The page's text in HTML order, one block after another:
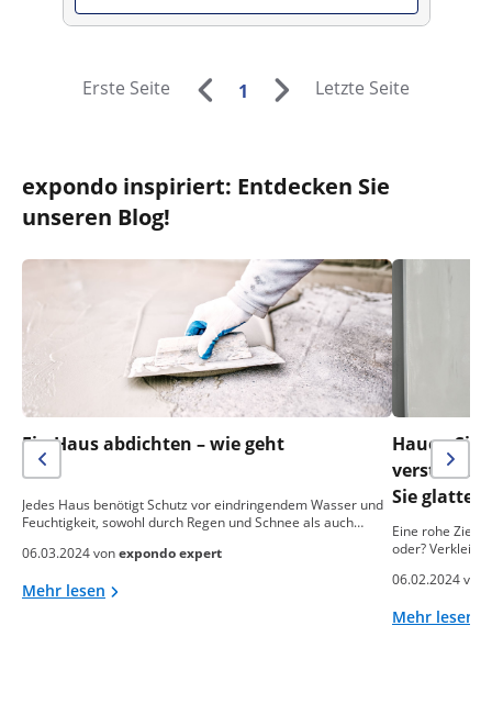
Erste Seite 1 Letzte Seite
expondo inspiriert: Entdecken Sie
unseren Blog!
Ein Haus abdichten – wie geht
das?
Jedes Haus benötigt Schutz vor eindringendem Wasser und
Feuchtigkeit, sowohl durch Regen und Schnee als auch…
06.03.2024 vonexpondo expert
Mehr lesen
Hauen Sie
Sie glatte
Eine rohe
oder?
06.02.2024 von
Mehr lesen